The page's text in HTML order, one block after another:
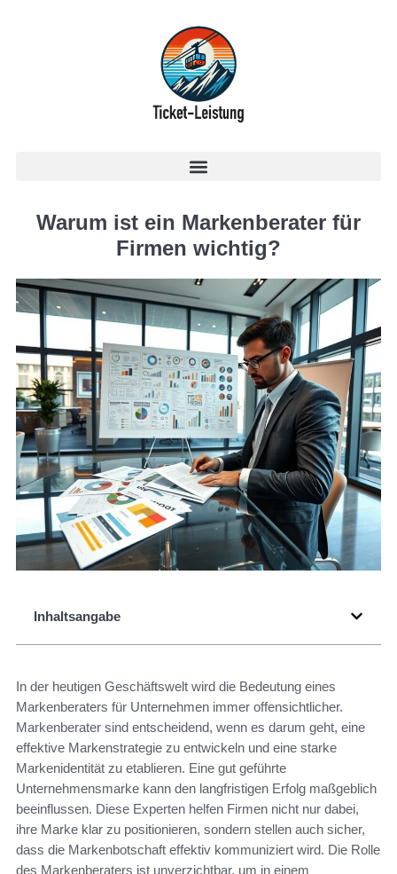
Warum ist ein Markenberater für
Firmen wichtig?
Inhaltsangabe
In der heutigen Geschäftswelt wird die Bedeutung eines
Markenberaters für Unternehmen immer offensichtlicher.
Markenberater sind entscheidend, wenn es darum geht, eine
effektive Markenstrategie zu entwickeln und eine starke
Markenidentität zu etablieren. Eine gut geführte
Unternehmensmarke kann den langfristigen Erfolg maßgeblich
beeinflussen. Diese Experten helfen Firmen nicht nur dabei,
ihre Marke klar zu positionieren, sondern stellen auch sicher,
dass die Markenbotschaft effektiv kommuniziert wird. Die Rolle
des Markenberaters ist unverzichtbar, um in einem